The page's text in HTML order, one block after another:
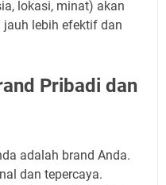
lokasi, minat) akan
lebih efektif dan
Pribadi dan
adalah brand Anda.
dan tepercaya.